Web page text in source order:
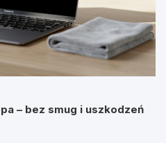
– bez smug i uszkodzeń